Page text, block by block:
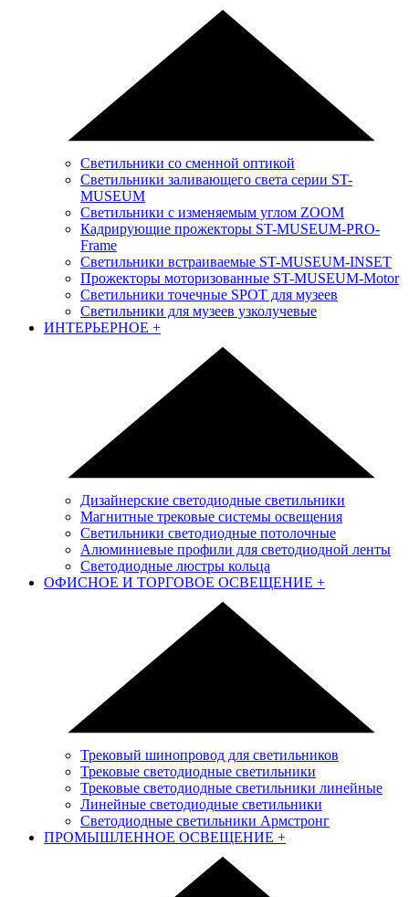
Светильники со сменной оптикой
Светильники заливающего света серии ST-
MUSEUM
Светильники с изменяемым углом ZOOM
Кадрирующие прожекторы ST-MUSEUM-PRO-
Frame
Светильники встраиваемые ST-MUSEUM-INSET
Прожекторы моторизованные ST-MUSEUM-Motor
Светильники точечные SPOT для музеев
Светильники для музеев узколучевые
ИНТЕРЬЕРНОЕ +
Дизайнерские светодиодные светильники
Магнитные трековые системы освещения
Светильники светодиодные потолочные
Алюминиевые профили для светодиодной ленты
Светодиодные люстры кольца
ОФИСНОЕ И ТОРГОВОЕ ОСВЕЩЕНИЕ +
Трековый шинопровод для светильников
Трековые светодиодные светильники
Трековые светодиодные светильники линейные
Линейные светодиодные светильники
Светодиодные светильники Армстронг
ПРОМЫШЛЕННОЕ ОСВЕЩЕНИЕ +